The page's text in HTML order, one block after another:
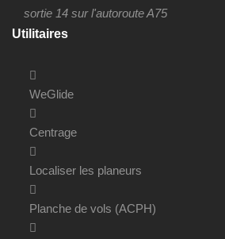
sortie 14 sur l'autoroute A75
Utilitaires
WeGlide
Centrage
Localiser les planeurs
Planche de vols (ACPH)